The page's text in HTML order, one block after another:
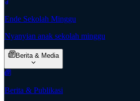
Ende Sekolah Minggu
Nyanyian anak sekolah minggu
Berita & Media
Berita & Publikasi